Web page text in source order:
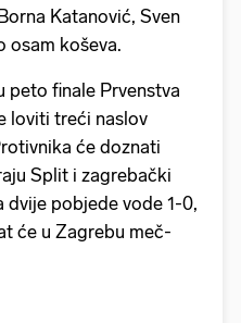
Katanović, Sven
osam koševa.
peto finale Prvenstva
loviti treći naslov
će doznati
Split i zagrebački
dvije pobjede vode 1-0,
će u Zagrebu meč-